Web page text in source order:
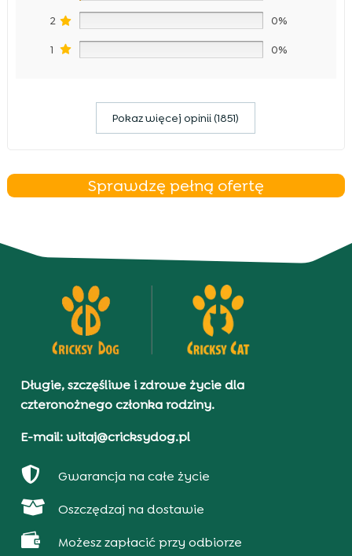
2 0%
1 0%
Pokaz więcej opinii (1851)
Sprawdzę pełną ofertę
Długie, szczęśliwe i zdrowe życie dla
czteronożnego członka rodziny.
E-mail: witaj@cricksydog.pl
 Gwarancja na całe życie
 Oszczędzaj na dostawie
 Możesz zapłacić przy odbiorze